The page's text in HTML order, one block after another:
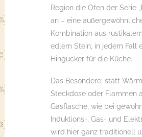
Region die Öfen der Serie „
an – eine
Kombination aus
edlem Stein, in jedem Fall
Hingucker für die Küche.
Das Besondere: statt
Steckdose oder Flammen
Gasflasche, wie bei
Induktions-, Gas- und
wird hier ganz traditionell